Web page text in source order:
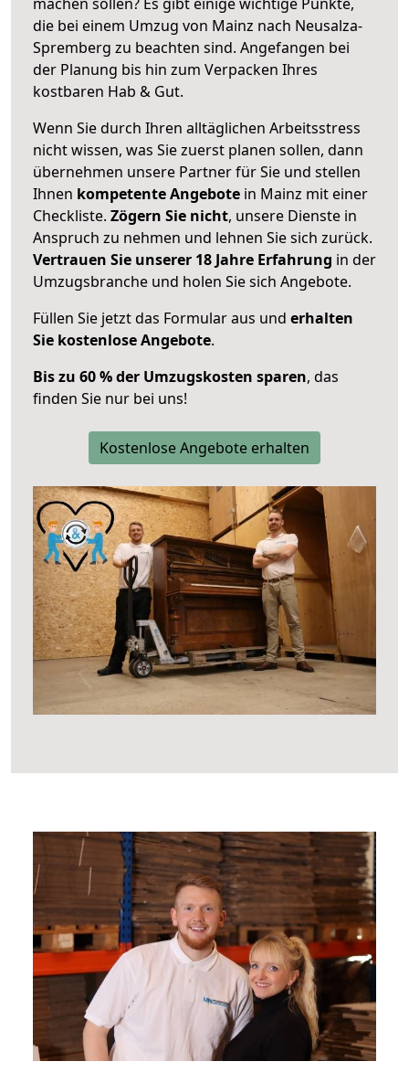
die bei einem Umzug von Mainz nach Neusalza-
Spremberg zu beachten sind. Angefangen bei
der Planung bis hin zum Verpacken Ihres
kostbaren Hab & Gut.
Wenn Sie durch Ihren alltäglichen Arbeitsstress
nicht wissen, was Sie zuerst planen sollen, dann
übernehmen unsere Partner für Sie und stellen
Ihnen kompetente Angebote in Mainz mit einer
Checkliste. Zögern Sie nicht, unsere Dienste in
Anspruch zu nehmen und lehnen Sie sich zurück.
Vertrauen Sie unserer 18 Jahre Erfahrung in der
Umzugsbranche und holen Sie sich Angebote.
Füllen Sie jetzt das Formular aus und erhalten
Sie kostenlose Angebote.
Bis zu 60 % der Umzugskosten sparen, das
finden Sie nur bei uns!
Kostenlose Angebote erhalten